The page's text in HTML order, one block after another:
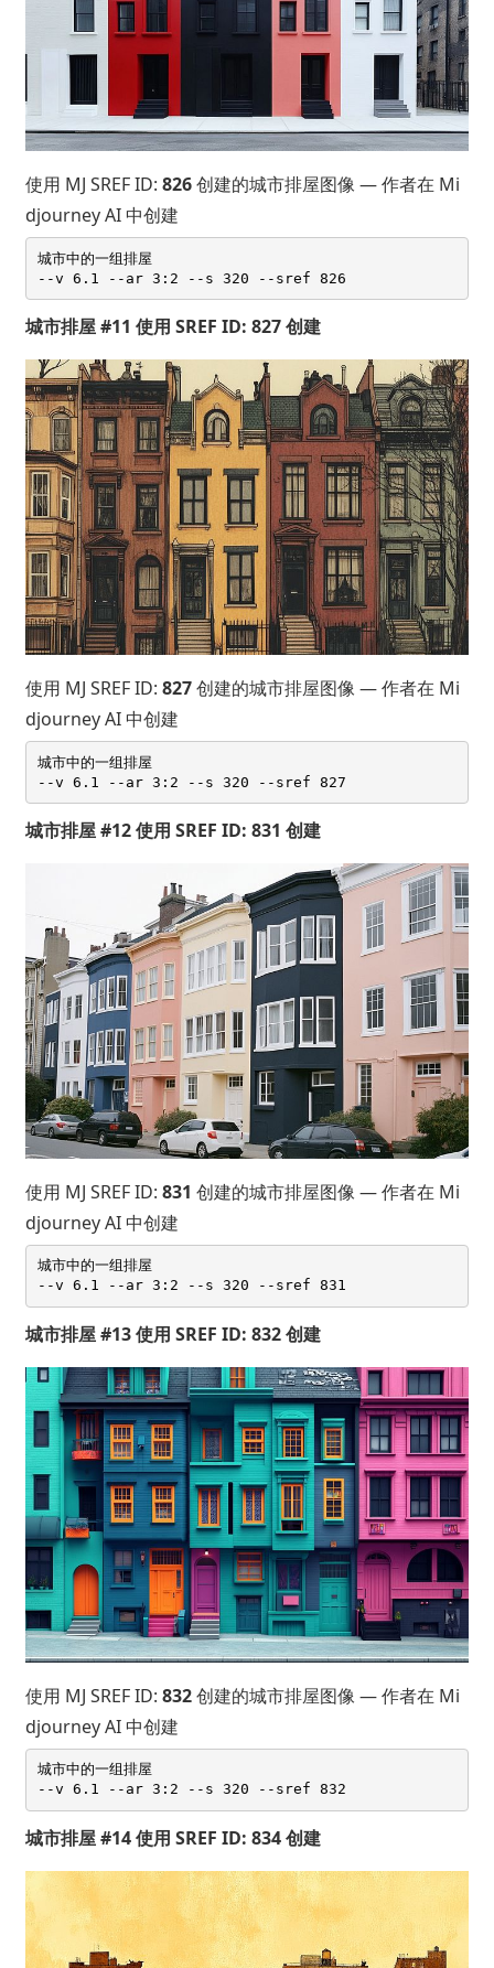
使用 MJ SREF ID: 826创建的城市排屋图像 — 作者在 Mi
djourney AI 中创建
城市中的一组排屋
城市排屋 #11 使用 SREF ID: 827 创建
使用 MJ SREF ID: 827创建的城市排屋图像 — 作者在 Mi
djourney AI 中创建
城市中的一组排屋
城市排屋 #12 使用 SREF ID: 831 创建
使用 MJ SREF ID: 831 创建的城市排屋图像 — 作者在 Mi
djourney AI 中创建
城市中的一组排屋
城市排屋 #13 使用 SREF ID: 832 创建
使用 MJ SREF ID: 832创建的城市排屋图像 — 作者在 Mi
djourney AI 中创建
城市中的一组排屋
城市排屋 #14 使用 SREF ID: 834 创建